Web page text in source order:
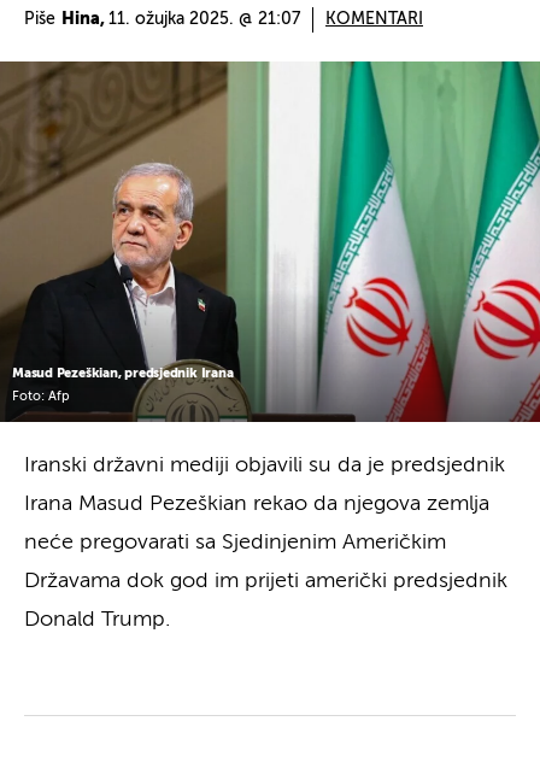
Piše Hina, 11. ožujka 2025. @ 21:07 KOMENTARI
Masud Pezeškian, predsjednik Irana
Foto: Afp
Iranski državni mediji objavili su da je predsjednik
Irana Masud Pezeškian rekao da njegova zemlja
neće pregovarati sa Sjedinjenim Američkim
Državama dok god im prijeti američki predsjednik
Donald Trump.